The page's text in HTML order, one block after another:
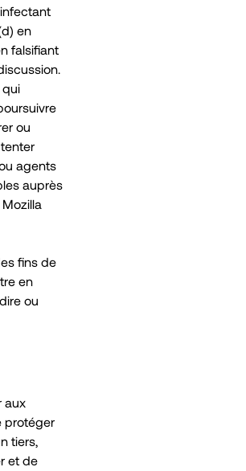
en
falsifiant
qui
ou
agents
auprès
fins de
en
ou
aux
protéger
tiers,
et de